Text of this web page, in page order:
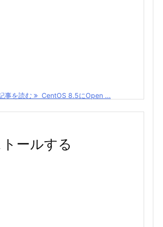
事を読む
CentOS 8.5にOpen ...
ールする